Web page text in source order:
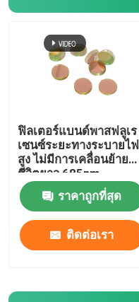
ฟิลเตอร์แบนด์พาสฟลูเร
เซนซ์ระยะทางระบายไฟ
สูง ไม่มีการเคลื่อนย้าย
ชีวิตยาว 685nm
ราคาถูกที่สุด
ติดต่อเรา